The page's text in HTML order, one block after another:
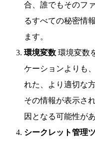
合、誰でもそのフ
るすべての秘密情
ます。
環境変数 環境変数
ケーションよりも
れた、より適切な
その情報が表示さ
因となる可能性が
シークレット管理